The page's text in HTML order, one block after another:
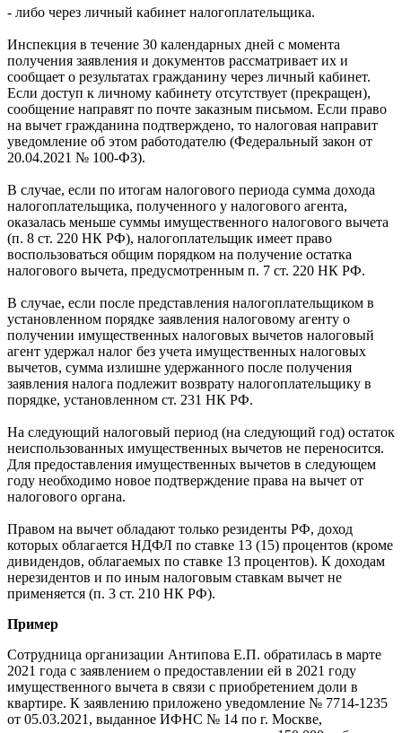
- либо через личный кабинет налогоплательщика.
Инспекция в течение 30 календарных дней с момента
получения заявления и документов рассматривает их и
сообщает о результатах гражданину через личный кабинет.
Если доступ к личному кабинету отсутствует (прекращен),
сообщение направят по почте заказным письмом. Если право
на вычет гражданина подтверждено, то налоговая направит
уведомление об этом работодателю (Федеральный закон от
20.04.2021 № 100-ФЗ).
В случае, если по итогам налогового периода сумма дохода
налогоплательщика, полученного у налогового агента,
оказалась меньше суммы имущественного налогового вычета
(п. 8 ст. 220 НК РФ), налогоплательщик имеет право
воспользоваться общим порядком на получение остатка
налогового вычета, предусмотренным п. 7 ст. 220 НК РФ.
В случае, если после представления налогоплательщиком в
установленном порядке заявления налоговому агенту о
получении имущественных налоговых вычетов налоговый
агент удержал налог без учета имущественных налоговых
вычетов, сумма излишне удержанного после получения
заявления налога подлежит возврату налогоплательщику в
порядке, установленном ст. 231 НК РФ.
На следующий налоговый период (на следующий год) остаток
неиспользованных имущественных вычетов не переносится.
Для предоставления имущественных вычетов в следующем
году необходимо новое подтверждение права на вычет от
налогового органа.
Правом на вычет обладают только резиденты РФ, доход
которых облагается НДФЛ по ставке 13 (15) процентов (кроме
дивидендов, облагаемых по ставке 13 процентов). К доходам
нерезидентов и по иным налоговым ставкам вычет не
применяется (п. 3 ст. 210 НК РФ).
Пример
Сотрудница организации Антипова Е.П. обратилась в марте
2021 года с заявлением о предоставлении ей в 2021 году
имущественного вычета в связи с приобретением доли в
квартире. К заявлению приложено уведомление № 7714-1235
от 05.03.2021, выданное ИФНС № 14 по г. Москве,